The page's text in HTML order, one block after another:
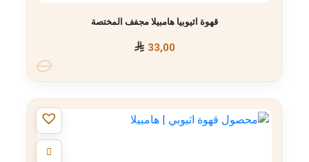
قهوة اثيوبيا هامبيلا مجفف المختصة
33,00